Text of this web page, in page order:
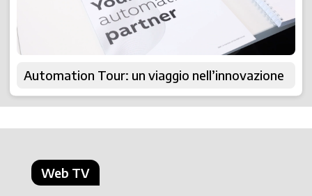
Automation Tour: un viaggio nell’innovazione
Web TV